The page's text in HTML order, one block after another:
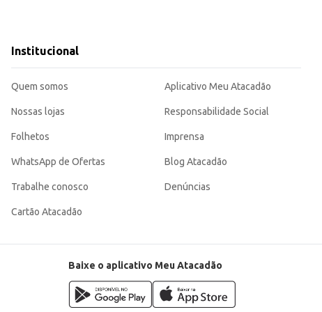
Institucional
Quem somos
Nossas lojas
Folhetos
WhatsApp de Ofertas
Trabalhe conosco
Cartão Atacadão
Aplicativo Meu Atacadão
Responsabilidade Social
Imprensa
Blog Atacadão
Denúncias
Baixe o aplicativo Meu Atacadão